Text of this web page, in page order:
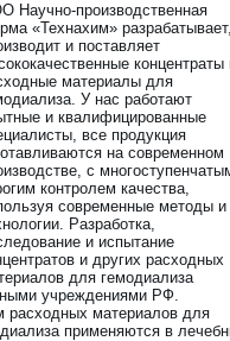
Научно-производственная
«Технахим» разрабатывает,
и поставляет
концентраты
материалы для
У нас работают
и квалифицированные
все продукция
на современном
с
контролем качества,
современные методы и
Разработка,
и испытание
и других расходных
для гемодиализа
учреждениями РФ.
расходных материалов для
применяются в